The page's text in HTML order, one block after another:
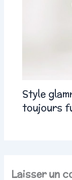
Style
toujours
Laisser un